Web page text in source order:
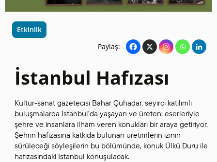
SANAT GALERILERI
KÜLTÜREL MIRASA
DESTEK
Etkinlik
Paylaş:
İstanbul Hafızası
Kültür-sanat gazetecisi Bahar Çuhadar, seyirci katılımlı
buluşmalarda İstanbul’da yaşayan ve üreten; eserleriyle
şehre ve insanlara ilham veren konukları bir araya getiriyor.
Şehrin hafızasına katkıda bulunan üretimlerin izinin
sürüleceği söyleşilerin bu bölümünde, konuk Ülkü Duru ile
hafızasındaki İstanbul konuşulacak.